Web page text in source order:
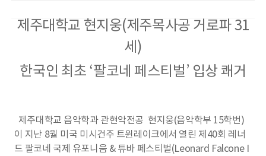
제주대학교 현지웅(제주목사공 거로파 31
세)
한국인 최초 ‘팔코네 페스티벌’ 입상 쾌거
제주대학교 음악학과 관현악전공 현지웅(음악학부 15학번)
이 지난 8월 미국 미시건주 트윈레이크에서 열린 제40회 레너
드 팔코네 국제 유포니움 & 튜바 페스티벌(Leonard Falcone I